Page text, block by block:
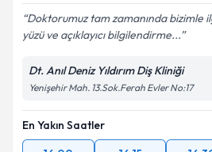
Kişisel verilerimin
Metni'ni okudum ve kişisel
Doktorumuz tam zamanında bizimle
yüzü ve açıklayıcı bilgilendirme...
Dt. Anıl Deniz Yıldırım Diş Kliniği
Yenişehir Mah. 13.Sok.Ferah Evler No:17
En Yakın Saatler